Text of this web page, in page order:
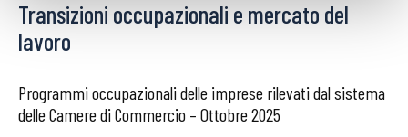
Transizioni occupazionali e mercato del
lavoro
Programmi occupazionali delle imprese rilevati dal sistema
delle Camere di Commercio – Ottobre 2025